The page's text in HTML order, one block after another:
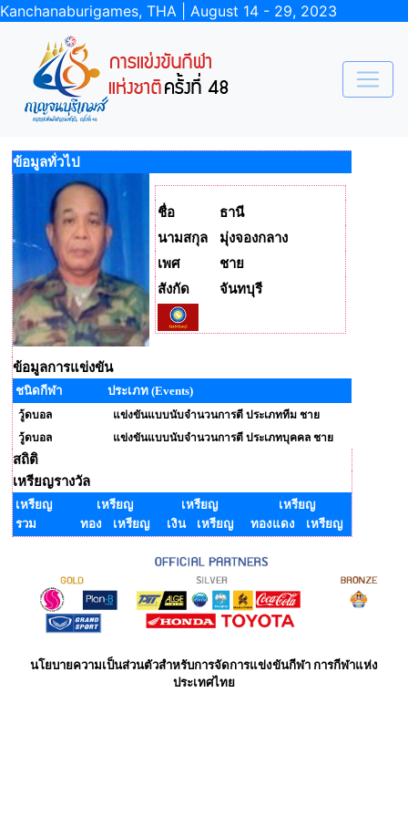
Kanchanaburigames, THA | August 14 - 29, 2023
ข้อมูลทั่วไป
ชื่อ
ธานี
นามสกุล
มุ่งจองกลาง
เพศ
ชาย
สังกัด
จันทบุรี
ข้อมูลการแข่งขัน
ชนิดกีฬา ประเภท (Events)
วู้ดบอล
แข่งขันแบบนับจำนวนการตี ประเภททีม ชาย
วู้ดบอล
แข่งขันแบบนับจำนวนการตี ประเภทบุคคล ชาย
สถิติ
เหรียญรางวัล
เหรียญ
รวม
เหรียญ
ทอง เหรียญ
เหรียญ
เงิน เหรียญ
เหรียญ
ทองแดง เหรียญ
นโยบายความเป็นส่วนตัวสำหรับการจัดการแข่งขันกีฬา การกีฬาแห่ง
ประเทศไทย